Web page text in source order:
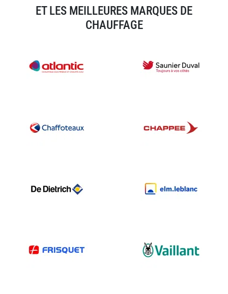
ET LES MEILLEURES MARQUES DE
CHAUFFAGE